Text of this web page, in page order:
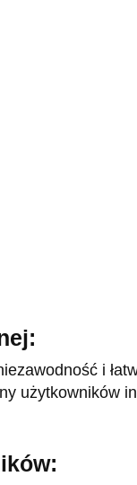
i
użytkowników